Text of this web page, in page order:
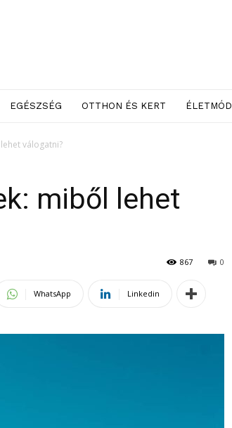
EGÉSZSÉG OTTHON ÉS KERT ÉLETMÓD
válogatni?
miből lehet
0
867
WhatsApp Linkedin